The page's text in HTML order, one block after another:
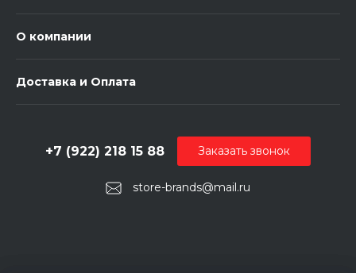
О компании
Доставка и Оплата
store-brands@mail.ru
+7 (922) 218 15 88 Заказать звонок